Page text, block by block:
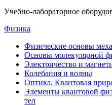
Учебно-лабораторное
Физика
Физические основы
Основы молекулярной
Электричество и
Колебания и волны
Оптика. Квантовая
Элементы квантовой
тел